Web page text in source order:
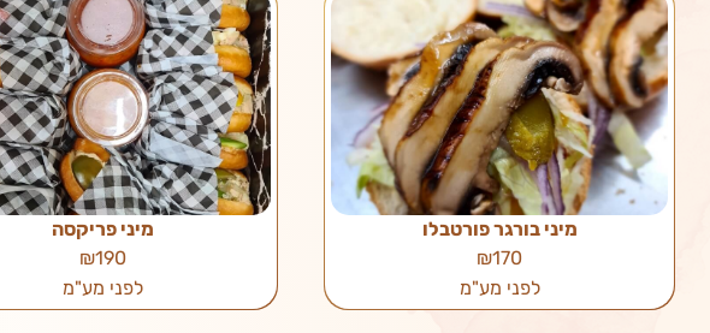
מיני בורגר פורטבלו
₪170
לפני מע"מ
מיני פריקסה
₪190
לפני מע"מ